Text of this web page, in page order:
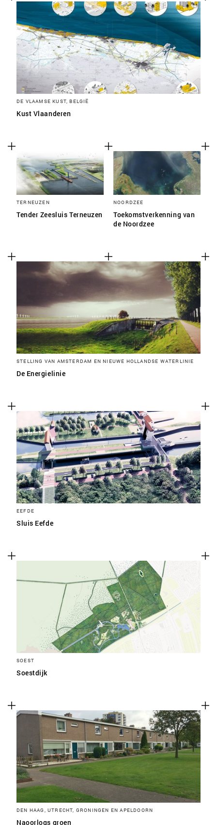
DE VLAAMSE KUST, BELGIË
Kust Vlaanderen
TERNEUZEN
Tender Zeesluis Terneuzen
NOORDZEE
Toekomstverkenning van
de Noordzee
STELLING VAN AMSTERDAM EN NIEUWE HOLLANDSE WATERLINIE
De Energielinie
EEFDE
Sluis Eefde
SOEST
Soestdijk
DEN HAAG, UTRECHT, GRONINGEN EN APELDOORN
Naoorlogs groen